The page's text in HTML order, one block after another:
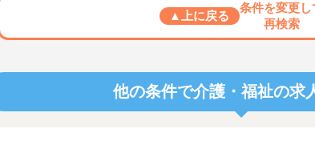
▲上に戻る
条件を変更し
再検索
他の条件で介護・福祉の求